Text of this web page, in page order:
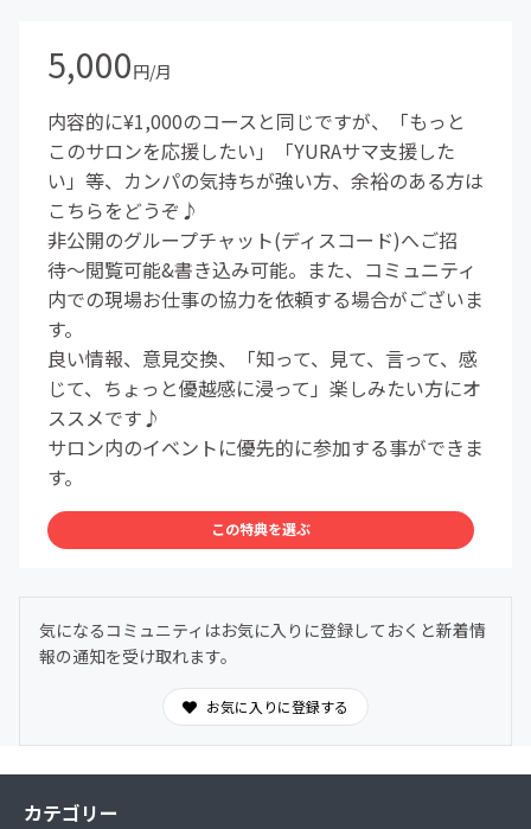
5,000円/月
内容的に¥1,000のコースと同じですが、「もっと
このサロンを応援したい」「YURAサマ支援した
い」等、カンパの気持ちが強い方、余裕のある方は
こちらをどうぞ♪
非公開のグループチャット(ディスコード)へご招
待〜閲覧可能&書き込み可能。また、コミュニティ
内での現場お仕事の協力を依頼する場合がございま
す。
良い情報、意見交換、「知って、見て、言って、感
じて、ちょっと優越感に浸って」楽しみたい方にオ
ススメです♪
サロン内のイベントに優先的に参加する事ができま
す。
この特典を選ぶ
気になるコミュニティはお気に入りに登録しておくと新着情
報の通知を受け取れます。
お気に入りに登録する
カテゴリー